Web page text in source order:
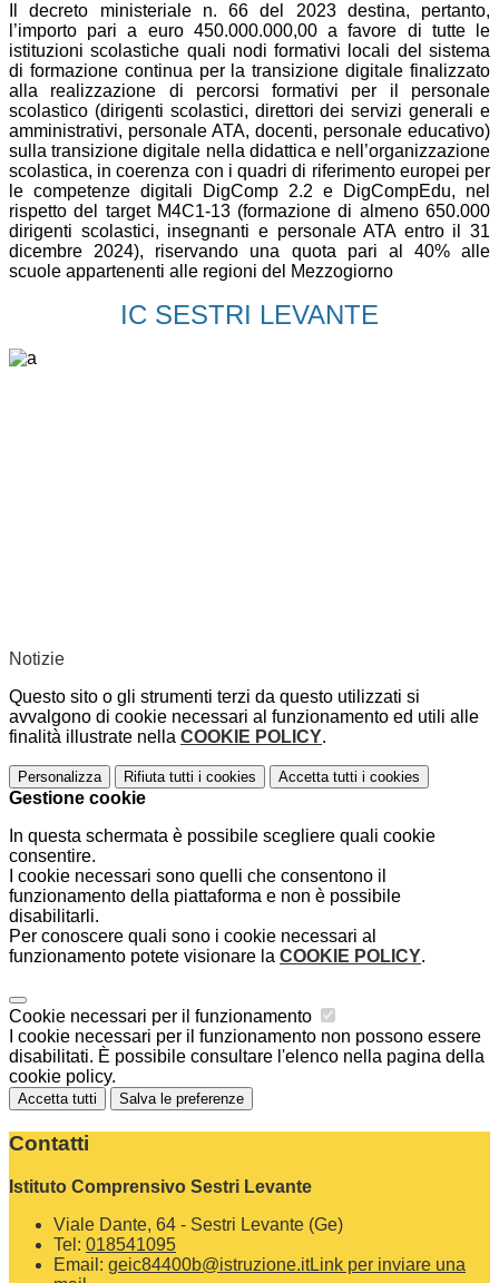
Il decreto ministeriale n. 66 del 2023 destina, pertanto,
l’importo pari a euro 450.000.000,00 a favore di tutte le
istituzioni scolastiche quali nodi formativi locali del sistema
di formazione continua per la transizione digitale finalizzato
alla realizzazione di percorsi formativi per il personale
scolastico (dirigenti scolastici, direttori dei servizi generali e
amministrativi, personale ATA, docenti, personale educativo)
sulla transizione digitale nella didattica e nell’organizzazione
scolastica, in coerenza con i quadri di riferimento europei per
le competenze digitali DigComp 2.2 e DigCompEdu, nel
rispetto del target M4C1-13 (formazione di almeno 650.000
dirigenti scolastici, insegnanti e personale ATA entro il 31
dicembre 2024), riservando una quota pari al 40% alle
scuole appartenenti alle regioni del Mezzogiorno
IC SESTRI LEVANTE
Notizie
Questo sito o gli strumenti terzi da questo utilizzati si
avvalgono di cookie necessari al funzionamento ed utili alle
finalità illustrate nella COOKIE POLICY.
Personalizza Rifiuta tutti i cookies Accetta tutti i cookies
Gestione cookie
In questa schermata è possibile scegliere quali cookie
consentire.
I cookie necessari sono quelli che consentono il
funzionamento della piattaforma e non è possibile
disabilitarli.
Per conoscere quali sono i cookie necessari al
funzionamento potete visionare la COOKIE POLICY.
Cookie necessari per il funzionamento
I cookie necessari per il funzionamento non possono essere
disabilitati. È possibile consultare l'elenco nella pagina della
cookie policy.
Accetta tutti Salva le preferenze
Contatti
Istituto Comprensivo Sestri Levante
Viale Dante, 64 - Sestri Levante (Ge)
Tel: 018541095
Email: geic84400b@istruzione.itLink per inviare una